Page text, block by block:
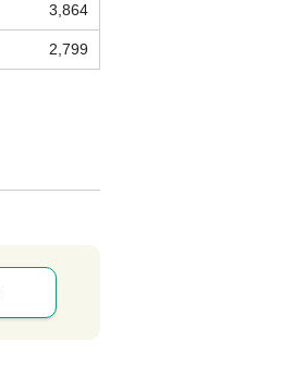
3,864
2,799